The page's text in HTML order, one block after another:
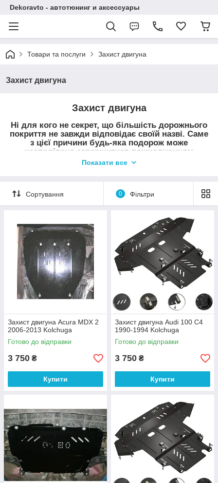
Dekoravto - автотюнинг и аксессуары
Товари та послуги Захист двигуна
Захист двигуна
Захист двигуна
Ні для кого не секрет, що більшість дорожнього
покриття не завжди відповідає своїй назві. Саме
з цієї причини будь-яка подорож може
несподівано завершитися пошкодженням
масляного піддону картера двигуна. Саме він
придбання захисту картера двигуна та КПП.
Захист двигуна є спеціальною металевою
двигун від різних зовнішніх факторів.
Показати все
Сортування 0 Фільтри
Захист двигуна Acura MDX 2
2006-2013 Kolchuga
Готово до відправки
3 750 ₴
Купити
Захист двигуна Audi 100 С4
1990-1994 Kolchuga
Готово до відправки
3 750 ₴
Купити